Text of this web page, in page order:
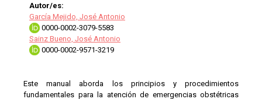
Autor/es:
García Mejido, José Antonio
0000-0002-3079-5583
Sainz Bueno, José Antonio
0000-0002-9571-3219
Este manual aborda los principios y procedimientos
fundamentales para la atención de emergencias obstétricas